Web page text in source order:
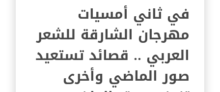
في ثاني أمسيات
مهرجان الشارقة للشعر
العربي .. قصائد تستعيد
صور الماضي وأخرى